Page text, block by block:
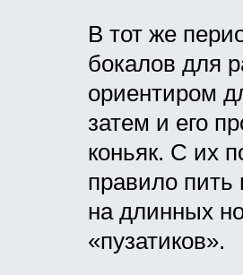
В тот же
бокалов для
ориентиром
затем и его
коньяк. С их
правило
на длинных
«пузатиков».